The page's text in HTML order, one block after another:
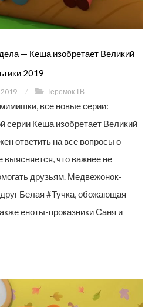
— Кеша изобретает Великий
2019
/ Теремок ТВ
все новые серии:
Кеша изобретает Великий
ответить на все вопросы о
что важнее не
друзьям. Медвежонок-
Белая #Тучка, обожающая
еноты-проказники Саня и